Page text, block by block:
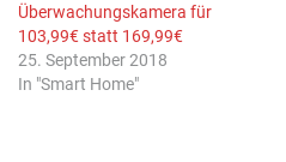
Überwachungskamera für
103,99€ statt 169,99€
25. September 2018
In "Smart Home"